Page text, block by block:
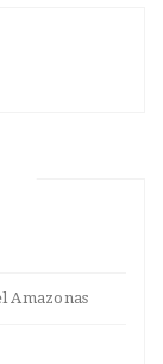
Amazonas